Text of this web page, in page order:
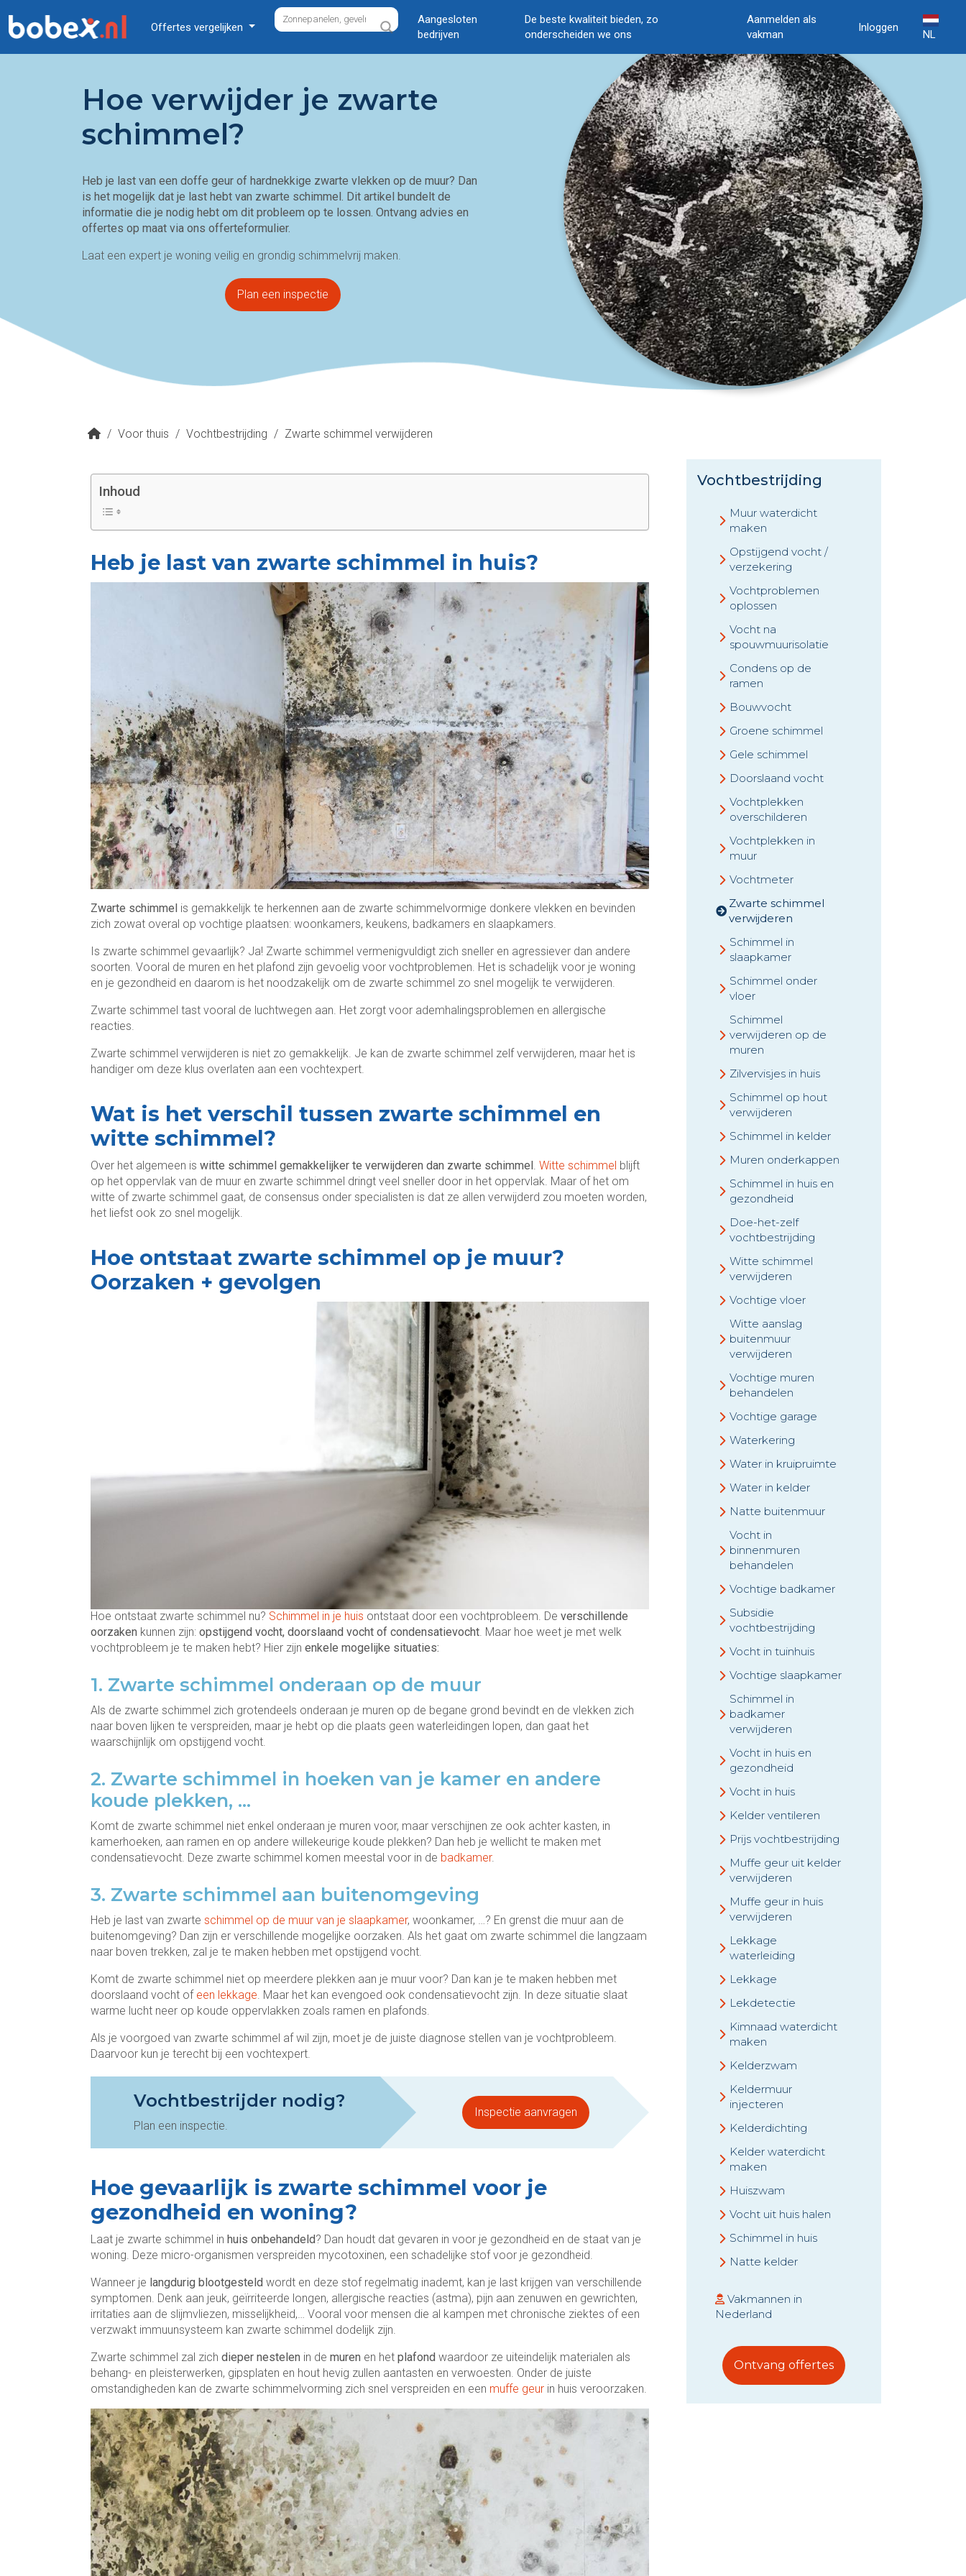
Offertes vergelijken
Aangesloten
bedrijven
De beste kwaliteit bieden, zo
onderscheiden we ons
Aanmelden als
vakman
Inloggen
NL
Hoe verwijder je zwarte
schimmel?
Heb je last van een doffe geur of hardnekkige zwarte vlekken op de muur? Dan
is het mogelijk dat je last hebt van zwarte schimmel. Dit artikel bundelt de
informatie die je nodig hebt om dit probleem op te lossen. Ontvang advies en
offertes op maat via ons offerteformulier.
Laat een expert je woning veilig en grondig schimmelvrij maken.
Plan een inspectie
/ Voor thuis / Vochtbestrijding / Zwarte schimmel verwijderen
Inhoud
Heb je last van zwarte schimmel in huis?
Zwarte schimmel is gemakkelijk te herkennen aan de zwarte schimmelvormige donkere vlekken en bevinden
zich zowat overal op vochtige plaatsen: woonkamers, keukens, badkamers en slaapkamers.
Is zwarte schimmel gevaarlijk? Ja! Zwarte schimmel vermenigvuldigt zich sneller en agressiever dan andere
soorten. Vooral de muren en het plafond zijn gevoelig voor vochtproblemen. Het is schadelijk voor je woning
en je gezondheid en daarom is het noodzakelijk om de zwarte schimmel zo snel mogelijk te verwijderen.
Zwarte schimmel tast vooral de luchtwegen aan. Het zorgt voor ademhalingsproblemen en allergische
reacties.
Zwarte schimmel verwijderen is niet zo gemakkelijk. Je kan de zwarte schimmel zelf verwijderen, maar het is
handiger om deze klus overlaten aan een vochtexpert.
Wat is het verschil tussen zwarte schimmel en
witte schimmel?
Over het algemeen is witte schimmel gemakkelijker te verwijderen dan zwarte schimmel . Witte schimmel blijft
op het oppervlak van de muur en zwarte schimmel dringt veel sneller door in het oppervlak. Maar of het om
witte of zwarte schimmel gaat, de consensus onder specialisten is dat ze allen verwijderd zou moeten worden,
het liefst ook zo snel mogelijk.
Hoe ontstaat zwarte schimmel op je muur?
Oorzaken + gevolgen
Hoe ontstaat zwarte schimmel nu? Schimmel in je huis ontstaat door een vochtprobleem. De verschillende
oorzaken kunnen zijn: opstijgend vocht, doorslaand vocht of condensatievocht. Maar hoe weet je met welk
vochtprobleem je te maken hebt? Hier zijn enkele mogelijke situaties:
1. Zwarte schimmel onderaan op de muur
Als de zwarte schimmel zich grotendeels onderaan je muren op de begane grond bevindt en de vlekken zich
naar boven lijken te verspreiden, maar je hebt op die plaats geen waterleidingen lopen, dan gaat het
waarschijnlijk om opstijgend vocht.
2. Zwarte schimmel in hoeken van je kamer en andere
koude plekken, …
Komt de zwarte schimmel niet enkel onderaan je muren voor, maar verschijnen ze ook achter kasten, in
kamerhoeken, aan ramen en op andere willekeurige koude plekken? Dan heb je wellicht te maken met
condensatievocht. Deze zwarte schimmel komen meestal voor in de badkamer.
3. Zwarte schimmel aan buitenomgeving
Heb je last van zwarte schimmel op de muur van je slaapkamer, woonkamer, …? En grenst die muur aan de
buitenomgeving? Dan zijn er verschillende mogelijke oorzaken. Als het gaat om zwarte schimmel die langzaam
naar boven trekken, zal je te maken hebben met opstijgend vocht.
Komt de zwarte schimmel niet op meerdere plekken aan je muur voor? Dan kan je te maken hebben met
doorslaand vocht of een lekkage. Maar het kan evengoed ook condensatievocht zijn. In deze situatie slaat
warme lucht neer op koude oppervlakken zoals ramen en plafonds.
Als je voorgoed van zwarte schimmel af wil zijn, moet je de juiste diagnose stellen van je vochtprobleem.
Daarvoor kun je terecht bij een vochtexpert.
Vochtbestrijder nodig?
Plan een inspectie.
Inspectie aanvragen
Hoe gevaarlijk is zwarte schimmel voor je
gezondheid en woning?
Laat je zwarte schimmel in huis onbehandeld? Dan houdt dat gevaren in voor je gezondheid en de staat van je
woning. Deze micro-organismen verspreiden mycotoxinen, een schadelijke stof voor je gezondheid.
Wanneer je langdurig blootgesteld wordt en deze stof regelmatig inademt, kan je last krijgen van verschillende
symptomen. Denk aan jeuk, geïrriteerde longen, allergische reacties (astma), pijn aan zenuwen en gewrichten,
irritaties aan de slijmvliezen, misselijkheid,… Vooral voor mensen die al kampen met chronische ziektes of een
verzwakt immuunsysteem kan zwarte schimmel dodelijk zijn.
Zwarte schimmel zal zich dieper nestelen in de muren en het plafond waardoor ze uiteindelijk materialen als
behang- en pleisterwerken, gipsplaten en hout hevig zullen aantasten en verwoesten. Onder de juiste
omstandigheden kan de zwarte schimmelvorming zich snel verspreiden en een muffe geur in huis veroorzaken.
Vochtbestrijding
Muur waterdicht
maken
Opstijgend vocht /
verzekering
Vochtproblemen
oplossen
Vocht na
spouwmuurisolatie
Condens op de
ramen
Bouwvocht
Groene schimmel
Gele schimmel
Doorslaand vocht
Vochtplekken
overschilderen
Vochtplekken in
muur
Vochtmeter
Zwarte schimmel
verwijderen
Schimmel in
slaapkamer
Schimmel onder
vloer
Schimmel
verwijderen op de
muren
Zilvervisjes in huis
Schimmel op hout
verwijderen
Schimmel in kelder
Muren onderkappen
Schimmel in huis en
gezondheid
Doe-het-zelf
vochtbestrijding
Witte schimmel
verwijderen
Vochtige vloer
Witte aanslag
buitenmuur
verwijderen
Vochtige muren
behandelen
Vochtige garage
Waterkering
Water in kruipruimte
Water in kelder
Natte buitenmuur
Vocht in
binnenmuren
behandelen
Vochtige badkamer
Subsidie
vochtbestrijding
Vocht in tuinhuis
Vochtige slaapkamer
Schimmel in
badkamer
verwijderen
Vocht in huis en
gezondheid
Vocht in huis
Kelder ventileren
Prijs vochtbestrijding
Muffe geur uit kelder
verwijderen
Muffe geur in huis
verwijderen
Lekkage
waterleiding
Lekkage
Lekdetectie
Kimnaad waterdicht
maken
Kelderzwam
Keldermuur
injecteren
Kelderdichting
Kelder waterdicht
maken
Huiszwam
Vocht uit huis halen
Schimmel in huis
Natte kelder
Muren injecteren
Vakmannen in
Nederland
Ontvang offertes